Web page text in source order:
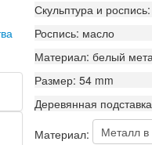
Скульптура и
Роспись: масло
Материал: белый
Размер: 54 mm
Деревянная
Материал: